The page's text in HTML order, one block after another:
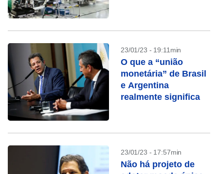
23/01/23 - 19:11min
O que a “união
monetária” de Brasil
e Argentina
realmente significa
23/01/23 - 17:57min
Não há projeto de